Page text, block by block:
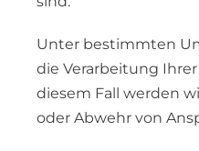
Unter bestimmten
die Verarbeitung
diesem Fall werden
oder Abwehr von